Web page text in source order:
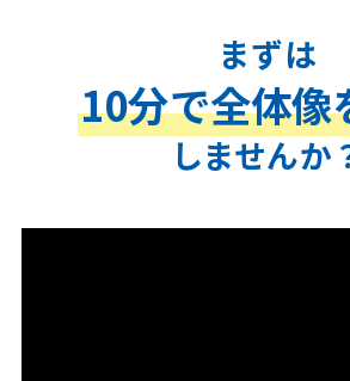
まずは
10分で全体像
しませんか